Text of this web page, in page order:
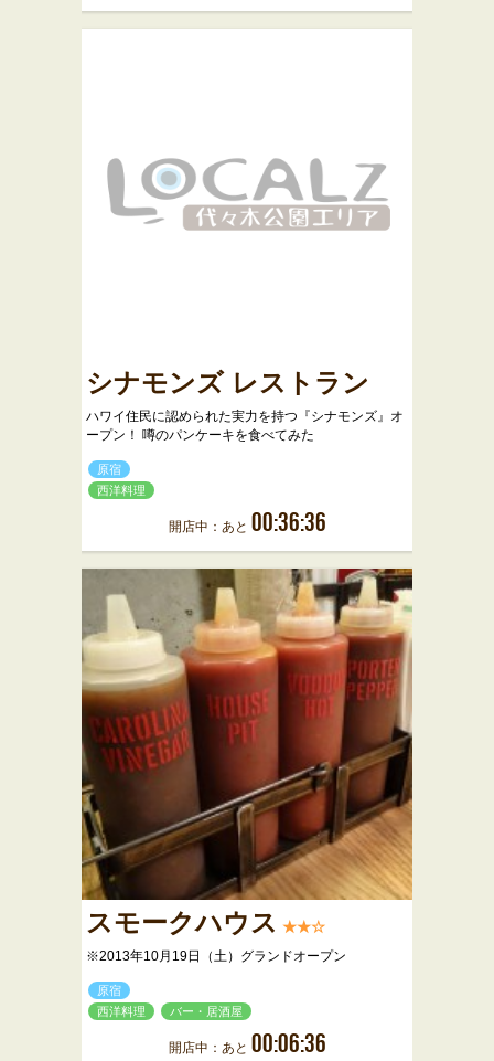
シナモンズ レストラン
ハワイ住民に認められた実力を持つ『シナモンズ』オ
ープン！ 噂のパンケーキを食べてみた
原宿
西洋料理
開店中：あと 00:36:36
スモークハウス ★★☆
※2013年10月19日（土）グランドオープン
原宿
西洋料理
バー・居酒屋
開店中：あと 00:06:36